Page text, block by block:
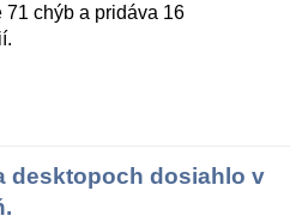
71 chýb a pridáva 16
desktopoch dosiahlo v